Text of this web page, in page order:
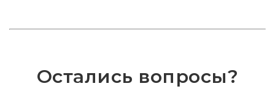
Остались вопросы?